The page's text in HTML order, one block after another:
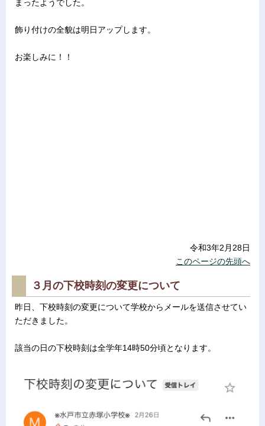
まったようでした。
飾り付けの全貌は明日アップします。
お楽しみに！！
令和3年2月28日
このページの先頭へ
３月の下校時刻の変更について
昨日、下校時刻の変更について学校からメールを送信させてい
ただきました。
該当の日の下校時刻は全学年14時50分頃となります。